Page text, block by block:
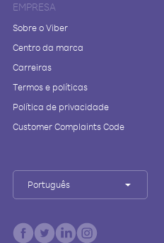
EMPRESA
Sobre o Viber
Centro da marca
Carreiras
Termos e políticas
Política de privacidade
Customer Complaints Code
Português